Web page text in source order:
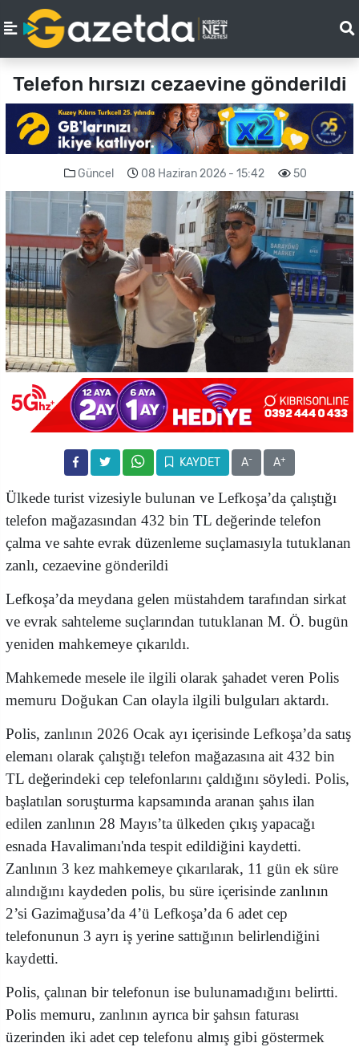
Telefon hırsızı cezaevine gönderildi
Güncel 08 Haziran 2026 - 15:42 50
KAYDET A- A+
Ülkede turist vizesiyle bulunan ve Lefkoşa’da çalıştığı
telefon mağazasından 432 bin TL değerinde telefon
çalma ve sahte evrak düzenleme suçlamasıyla tutuklanan
zanlı, cezaevine gönderildi
Lefkoşa’da meydana gelen müstahdem tarafından sirkat
ve evrak sahteleme suçlarından tutuklanan M. Ö. bugün
yeniden mahkemeye çıkarıldı.
Mahkemede mesele ile ilgili olarak şahadet veren Polis
memuru Doğukan Can olayla ilgili bulguları aktardı.
Polis, zanlının 2026 Ocak ayı içerisinde Lefkoşa’da satış
elemanı olarak çalıştığı telefon mağazasına ait 432 bin
TL değerindeki cep telefonlarını çaldığını söyledi. Polis,
başlatılan soruşturma kapsamında aranan şahıs ilan
edilen zanlının 28 Mayıs’ta ülkeden çıkış yapacağı
esnada Havalimanı'nda tespit edildiğini kaydetti.
Zanlının 3 kez mahkemeye çıkarılarak, 11 gün ek süre
alındığını kaydeden polis, bu süre içerisinde zanlının
2’si Gazimağusa’da 4’ü Lefkoşa’da 6 adet cep
telefonunun 3 ayrı iş yerine sattığının belirlendiğini
kaydetti.
Polis, çalınan bir telefonun ise bulunamadığını belirtti.
Polis memuru, zanlının ayrıca bir şahsın faturası
üzerinden iki adet cep telefonu almış gibi göstermek